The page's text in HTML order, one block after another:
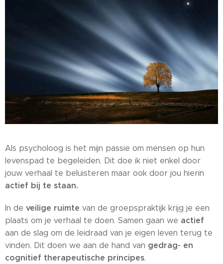
Als psycholoog is het mijn passie om mensen op hun
levenspad te begeleiden. Dit doe ik niet enkel door
jouw verhaal te beluisteren maar ook door jou hierin
actief bij te staan.
In de veilige ruimte van de groepspraktijk krijg je een
plaats om je verhaal te doen. Samen gaan we actief
aan de slag om de leidraad van je eigen leven terug te
vinden. Dit doen we aan de hand van gedrag- en
cognitief therapeutische principes.